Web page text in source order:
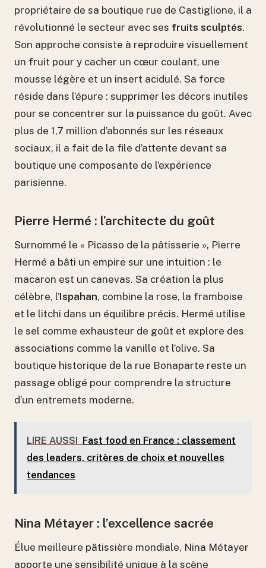
propriétaire de sa boutique rue de Castiglione, il a
révolutionné le secteur avec ses fruits sculptés.
Son approche consiste à reproduire visuellement
un fruit pour y cacher un cœur coulant, une
mousse légère et un insert acidulé. Sa force
réside dans l’épure : supprimer les décors inutiles
pour se concentrer sur la puissance du goût. Avec
plus de 1,7 million d’abonnés sur les réseaux
sociaux, il a fait de la file d’attente devant sa
boutique une composante de l’expérience
parisienne.
Pierre Hermé : l’architecte du goût
Surnommé le « Picasso de la pâtisserie », Pierre
Hermé a bâti un empire sur une intuition : le
macaron est un canevas. Sa création la plus
célèbre, l’Ispahan, combine la rose, la framboise
et le litchi dans un équilibre précis. Hermé utilise
le sel comme exhausteur de goût et explore des
associations comme la vanille et l’olive. Sa
boutique historique de la rue Bonaparte reste un
passage obligé pour comprendre la structure
d’un entremets moderne.
LIRE AUSSI
Fast food en France : classement
des leaders, critères de choix et nouvelles
tendances
Nina Métayer : l’excellence sacrée
Élue meilleure pâtissière mondiale, Nina Métayer
apporte une sensibilité unique à la scène